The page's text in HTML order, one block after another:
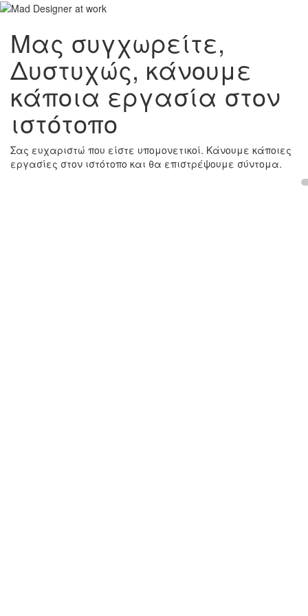
Μας συγχωρείτε,
Δυστυχώς, κάνουμε
κάποια εργασία στον
ιστότοπο
Σας ευχαριστώ που είστε υπομονετικοί. Κάνουμε κάποιες
εργασίες στον ιστότοπο και θα επιστρέψουμε σύντομα.